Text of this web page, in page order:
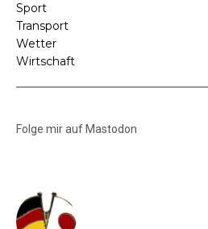
Sport
Transport
Wetter
Wirtschaft
Folge mir auf Mastodon